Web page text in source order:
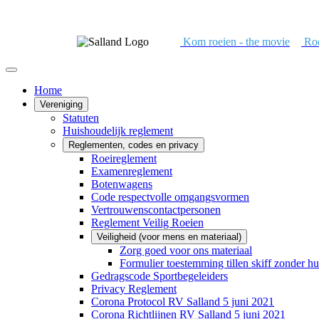
Kom roeien - the movie
Home
Vereniging
Statuten
Huishoudelijk reglement
Reglementen, codes en privacy
Roeireglement
Examenreglement
Botenwagens
Code respectvolle omgangsvormen
Vertrouwenscontactpersonen
Reglement Veilig Roeien
Veiligheid (voor mens en materiaal)
Zorg goed voor ons materiaal
Formulier toestemming tillen skiff zonder
Gedragscode Sportbegeleiders
Privacy Reglement
Corona Protocol RV Salland 5 juni 2021
Corona Richtlijnen RV Salland 5 juni 2021